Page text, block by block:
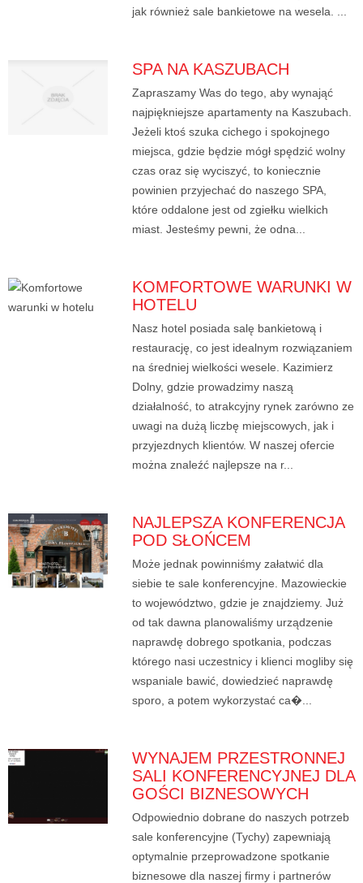
jak również sale bankietowe na wesela. ...
SPA NA KASZUBACH
Zapraszamy Was do tego, aby wynająć
najpiękniejsze apartamenty na Kaszubach.
Jeżeli ktoś szuka cichego i spokojnego
miejsca, gdzie będzie mógł spędzić wolny
czas oraz się wyciszyć, to koniecznie
powinien przyjechać do naszego SPA,
które oddalone jest od zgiełku wielkich
miast. Jesteśmy pewni, że odna...
KOMFORTOWE WARUNKI W
HOTELU
Nasz hotel posiada salę bankietową i
restaurację, co jest idealnym rozwiązaniem
na średniej wielkości wesele. Kazimierz
Dolny, gdzie prowadzimy naszą
działalność, to atrakcyjny rynek zarówno ze
uwagi na dużą liczbę miejscowych, jak i
przyjezdnych klientów. W naszej ofercie
można znaleźć najlepsze na r...
NAJLEPSZA KONFERENCJA
POD SŁOŃCEM
Może jednak powinniśmy załatwić dla
siebie te sale konferencyjne. Mazowieckie
to województwo, gdzie je znajdziemy. Już
od tak dawna planowaliśmy urządzenie
naprawdę dobrego spotkania, podczas
którego nasi uczestnicy i klienci mogliby się
wspaniale bawić, dowiedzieć naprawdę
sporo, a potem wykorzystać ca�...
WYNAJEM PRZESTRONNEJ
SALI KONFERENCYJNEJ DLA
GOŚCI BIZNESOWYCH
Odpowiednio dobrane do naszych potrzeb
sale konferencyjne (Tychy) zapewniają
optymalnie przeprowadzone spotkanie
biznesowe dla naszej firmy i partnerów